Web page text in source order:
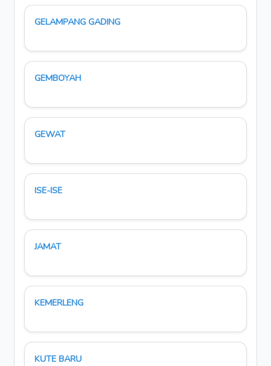
GELAMPANG GADING
GEMBOYAH
GEWAT
ISE-ISE
JAMAT
KEMERLENG
KUTE BARU